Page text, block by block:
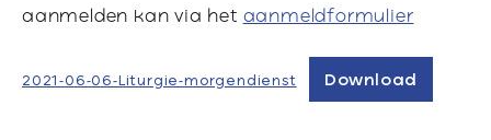
aanmelden kan via het aanmeldformulier
2021-06-06-Liturgie-morgendienst Download